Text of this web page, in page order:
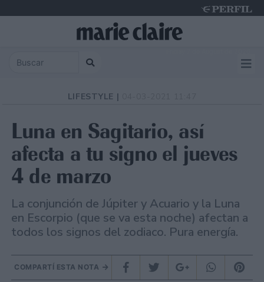
LIFESTYLE |
Luna en Sagitario, así
afecta a tu signo el jueves
4 de marzo
La conjunción de Júpiter y Acuario y la Luna
en Escorpio (que se va esta noche) afectan a
todos los signos del zodiaco. Pura energía.
COMPARTÍ ESTA NOTA